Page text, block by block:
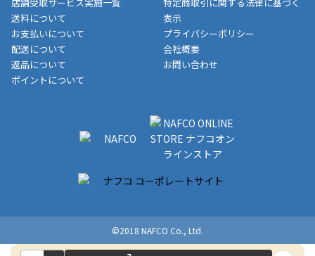
す。
異なる場合がございます。対象商品の説明ページをご確認くださ
い。
■店舗受取をご選択いただいた場合
ご注文が確認出来次第、お受取される店舗在庫を使用してご準備
をさせていただきます。店舗に在庫がない場合は店舗よりお取り
いただく場合がございます。店舗準備でのお渡しとなる為、商品
のみの受け渡しとなります。（箱や納品書は付属しておりませ
ん）店舗で準備が出来次第、メールにてご連絡させていただきま
送料について
お支払いについて
配送について
返品について
ポイントについて
表示
プライバシーポリシー
会社概要
お問い合わせ
©2018 NAFCO Co., Ltd.